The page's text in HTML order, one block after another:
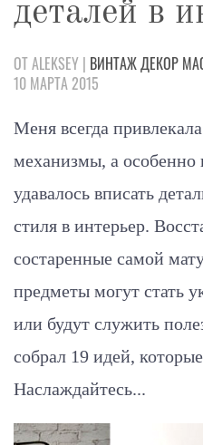
деталей в
ОТ ALEKSEY | ВИНТАЖДЕКОР
10 МАРТА 2015
Меня всегда
механизмы, а особенно
удавалось вписать
стиля в интерьер.
состаренные самой
предметы могут стать
или будут служить
собрал 19 идей,
Наслаждайтесь...